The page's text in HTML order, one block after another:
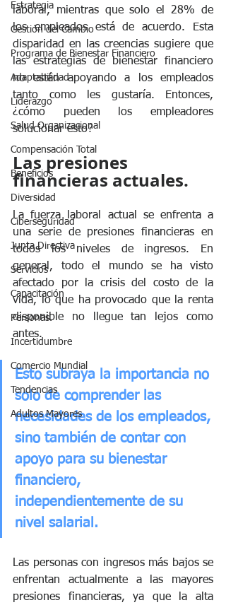
Estrategia
Gestión del Cambio
Programa de Bienestar Financiero
Adaptabilidad
Liderazgo
Salud Organizacional
Compensación Total
Beneficios
Diversidad
Ciberseguridad
Junta Directiva
Servicios
Capacitación
Personas.
Incertidumbre
Comercio Mundial
Tendencias
Adultos Mayores
laboral, mientras que solo el 28% de
los empleados está de acuerdo. Esta
disparidad en las creencias sugiere que
las estrategias de bienestar financiero
no están apoyando a los empleados
tanto como les gustaría. Entonces,
¿cómo pueden los empleadores
solucionar esto?
Las presiones
financieras actuales.
La fuerza laboral actual se enfrenta a
una serie de presiones financieras en
todos los niveles de ingresos. En
general, todo el mundo se ha visto
afectado por la crisis del costo de la
vida, lo que ha provocado que la renta
disponible no llegue tan lejos como
antes.
Esto subraya la importancia no
solo de comprender las
necesidades de los empleados,
sino también de contar con
apoyo para su bienestar
financiero,
independientemente de su
nivel salarial.
Las personas con ingresos más bajos se
enfrentan actualmente a las mayores
presiones financieras, ya que la alta